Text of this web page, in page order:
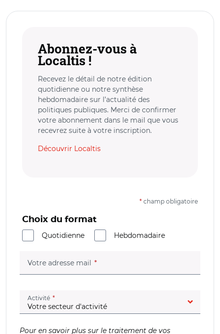
Abonnez-vous à
Localtis !
Recevez le détail de notre édition
quotidienne ou notre synthèse
hebdomadaire sur l’actualité des
politiques publiques. Merci de confirmer
votre abonnement dans le mail que vous
recevrez suite à votre inscription.
Découvrir Localtis
* champ obligatoire
Choix du format
Quotidienne
Hebdomadaire
Votre adresse mail (champ obligatoire)
Activité (champ obligatoire)
Pour en savoir plus sur le traitement de vos